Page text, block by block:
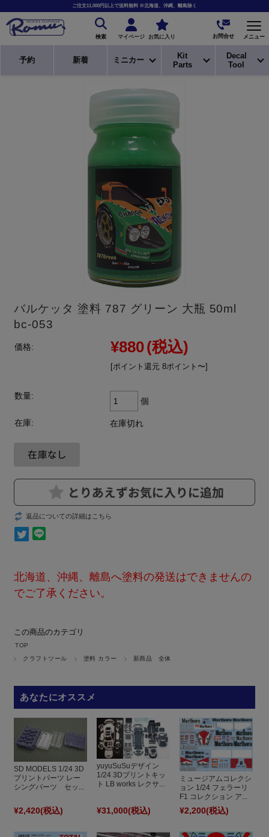
ご注文11,000円以上で送料無料 ※北海道、沖縄、離島除く
検索 マイページ お気に入り お問合せ メニュー
予約 新着 ミニカー
Kit
Parts
Decal
Tool
バルケッタ 塗料 787 グリーン 大瓶 50ml
bc-053
価格: ¥880(税込)
[ポイント還元 8ポイント〜]
数量:
個
在庫: 在庫切れ
返品についての詳細はこちら
北海道、沖縄、離島へ塗料の発送はできませんの
でご了承ください。
この商品のカテゴリ
TOP
クラフトツール
塗料 カラー 新商品 全体
あなたにオススメ
SD MODELS 1/24 3D
プリントパーツ レー
シングパーツ セッ...
¥2,420(税込)
yuyuSuSuデザイン
1/24 3Dプリントキッ
ト LB works レクサ...
¥31,000(税込)
ミュージアムコレクシ
ョン 1/24 フェラーリ
F1 コレクション ア...
¥2,200(税込)